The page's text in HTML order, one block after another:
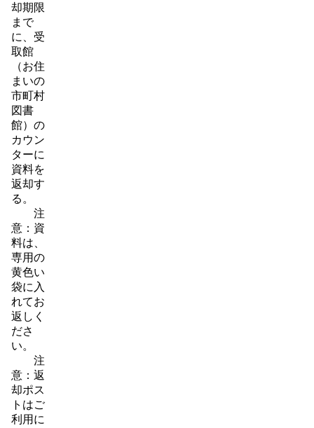
却期限
まで
に、受
取館
（お住
まいの
市町村
図書
館）の
カウン
ターに
資料を
返却す
る。
注
意：資
料は、
専用の
黄色い
袋に入
れてお
返しく
ださ
い。
注
意：返
却ポス
トはご
利用に